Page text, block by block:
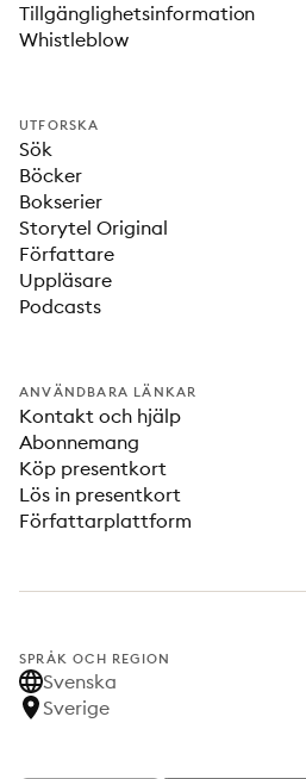
Tillgänglighetsinformation
Whistleblow
UTFORSKA
Sök
Böcker
Bokserier
Storytel Original
Författare
Uppläsare
Podcasts
ANVÄNDBARA LÄNKAR
Kontakt och hjälp
Abonnemang
Köp presentkort
Lös in presentkort
Författarplattform
SPRÅK OCH REGION
Svenska
Sverige